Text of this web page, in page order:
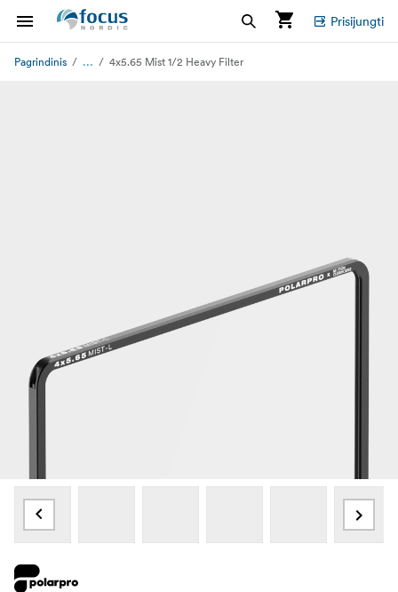
Prisijungti
Pagrindinis ... 4x5.65 Mist 1/2 Heavy Filter